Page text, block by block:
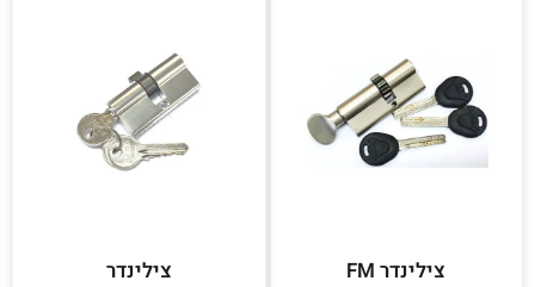
צילינדר FM צילינדר